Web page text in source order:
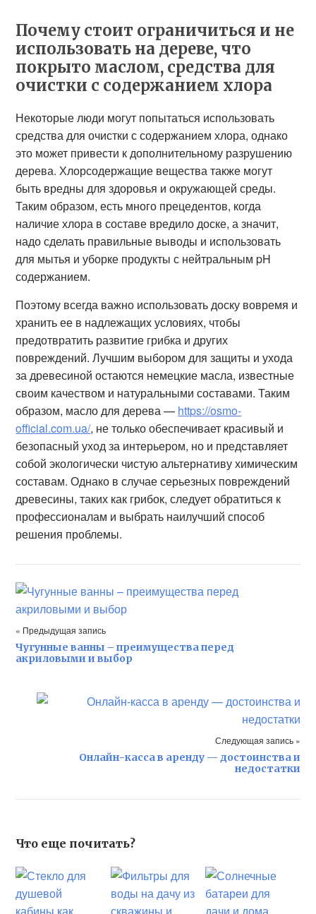
Почему стоит ограничиться и не
использовать на дереве, что
покрыто маслом, средства для
очистки с содержанием хлора
Некоторые люди могут попытаться использовать
средства для очистки с содержанием хлора, однако
это может привести к дополнительному разрушению
дерева. Хлорсодержащие вещества также могут
быть вредны для здоровья и окружающей среды.
Таким образом, есть много прецедентов, когда
наличие хлора в составе вредило доске, а значит,
надо сделать правильные выводы и использовать
для мытья и уборке продукты с нейтральным pH
содержанием.
Поэтому всегда важно использовать доску вовремя и
хранить ее в надлежащих условиях, чтобы
предотвратить развитие грибка и других
повреждений. Лучшим выбором для защиты и ухода
за древесиной остаются немецкие масла, известные
своим качеством и натуральными составами. Таким
образом, масло для дерева — https://osmo-
official.com.ua/, не только обеспечивает красивый и
безопасный уход за интерьером, но и представляет
собой экологически чистую альтернативу химическим
составам. Однако в случае серьезных повреждений
древесины, таких как грибок, следует обратиться к
профессионалам и выбрать наилучший способ
решения проблемы.
« Предыдущая запись
Чугунные ванны – преимущества перед
акриловыми и выбор
Следующая запись »
Онлайн-касса в аренду — достоинства и
недостатки
Что еще почитать?